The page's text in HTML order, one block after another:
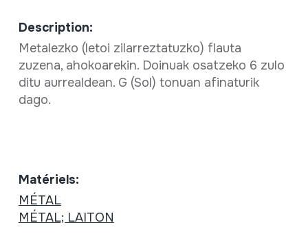
Description:
Metalezko (letoi zilarreztatuzko) flauta
zuzena, ahokoarekin. Doinuak osatzeko 6 zulo
ditu aurrealdean. G (Sol) tonuan afinaturik
dago.
Matériels:
MÉTAL
MÉTAL; LAITON